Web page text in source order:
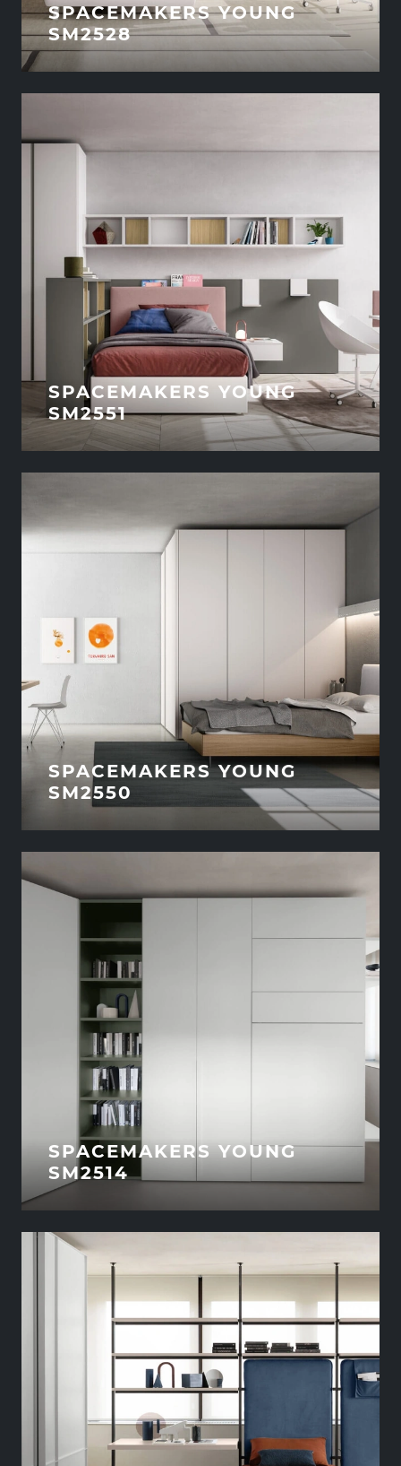
SPACEMAKERS YOUNG
SM2528
SPACEMAKERS YOUNG
SM2551
SPACEMAKERS YOUNG
SM2550
SPACEMAKERS YOUNG
SM2514